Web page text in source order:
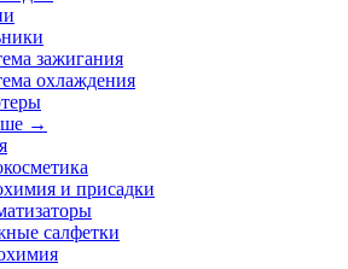
зажигания
охлаждения
→
и присадки
салфетки